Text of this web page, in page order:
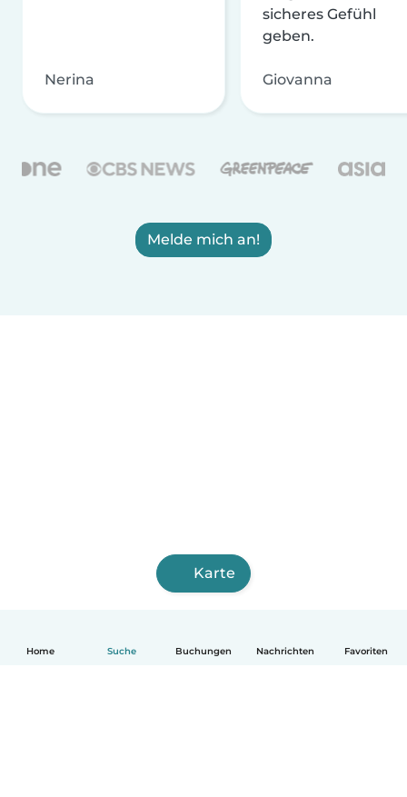
Home Suche Buchungen Nachrichten Favoriten
Nerina
sicheres Gefühl
geben.
Giovanna
Melde mich an!
Karte